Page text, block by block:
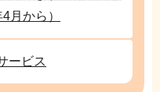
月から）
ービス